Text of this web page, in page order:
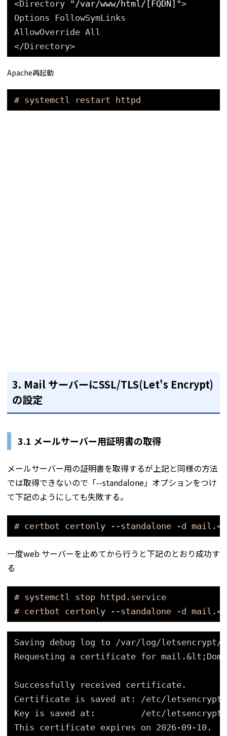
<Directory "/var/www/html/[FQDN]">
Options FollowSymLinks
AllowOverride All
</Directory>
Apache再起動
# systemctl restart httpd
3. Mail サーバーにSSL/TLS(Let's Encrypt)
の設定
3.1 メールサーバー用証明書の取得
メールサーバー用の証明書を取得するが上記と同様の方法
では取得できないので「--standalone」オプションをつけ
て下記のようにしても失敗する。
# certbot certonly --standalone -d
一度web サーバーを止めてから行うと下記のとおり成功す
る
# systemctl stop httpd.service
# certbot certonly --standalone -d
Saving debug log to /var/log/letsencrypt/
Requesting a certificate for
Successfully received certificate.
Certificate is saved at: /etc/letsencrypt/
Key is saved at:         /etc/
This certificate expires on 2026-09-10.